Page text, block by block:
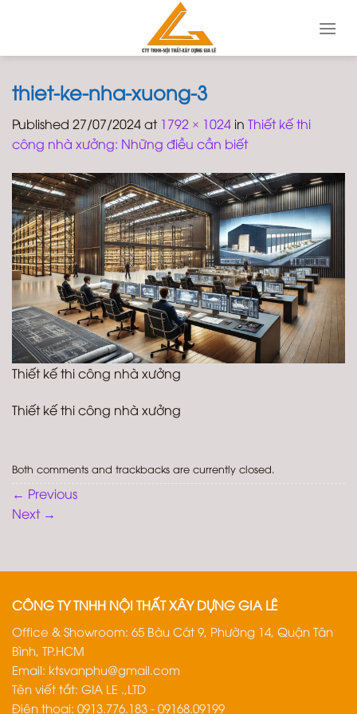
thiet-ke-nha-xuong-3
Published 27/07/2024at 1792 × 1024 in Thiết kế thi
công nhà xưởng: Những điều cần biết
Thiết kế thi công nhà xưởng
Thiết kế thi công nhà xưởng
Both comments and trackbacks are currently closed.
← Previous
Next →
CÔNG TY TNHH NỘI THẤT XÂY DỰNG GIA LÊ
Office & Showroom: 65 Bàu Cát 9, Phường 14, Quận Tân
Bình, TP.HCM
Email: ktsvanphu@gmail.com
Tên viết tắt: GIA LE .,LTD
Điện thoại: 0913.776.183 - 09168.09199